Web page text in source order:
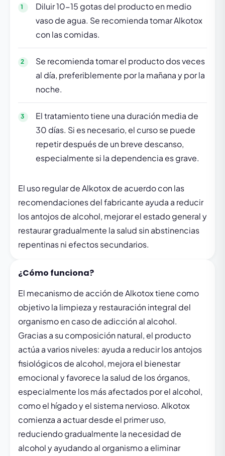
Diluir 10-15 gotas del producto en medio
vaso de agua. Se recomienda tomar Alkotox
con las comidas.
Se recomienda tomar el producto dos veces
al día, preferiblemente por la mañana y por la
noche.
El tratamiento tiene una duración media de
30 días. Si es necesario, el curso se puede
repetir después de un breve descanso,
especialmente si la dependencia es grave.
El uso regular de Alkotox de acuerdo con las
recomendaciones del fabricante ayuda a reducir
los antojos de alcohol, mejorar el estado general y
restaurar gradualmente la salud sin abstinencias
repentinas ni efectos secundarios.
¿Cómo funciona?
El mecanismo de acción de Alkotox tiene como
objetivo la limpieza y restauración integral del
organismo en caso de adicción al alcohol.
Gracias a su composición natural, el producto
actúa a varios niveles: ayuda a reducir los antojos
fisiológicos de alcohol, mejora el bienestar
emocional y favorece la salud de los órganos,
especialmente los más afectados por el alcohol,
como el hígado y el sistema nervioso. Alkotox
comienza a actuar desde el primer uso,
reduciendo gradualmente la necesidad de
alcohol y ayudando al organismo a eliminar